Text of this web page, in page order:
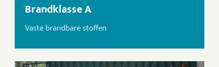
Brandklasse A
Vaste brandbare stoffen